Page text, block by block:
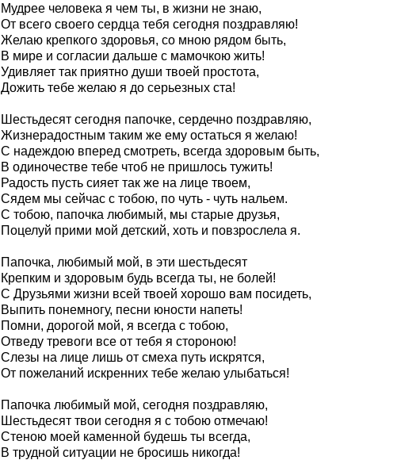
Мудрее человека я чем ты, в жизни не знаю,
От всего своего сердца тебя сегодня поздравляю!
Желаю крепкого здоровья, со мною рядом быть,
В мире и согласии дальше с мамочкою жить!
Удивляет так приятно души твоей простота,
Дожить тебе желаю я до серьезных ста!
Шестьдесят сегодня папочке, сердечно поздравляю,
Жизнерадостным таким же ему остаться я желаю!
С надеждою вперед смотреть, всегда здоровым быть,
В одиночестве тебе чтоб не пришлось тужить!
Радость пусть сияет так же на лице твоем,
Сядем мы сейчас с тобою, по чуть - чуть нальем.
С тобою, папочка любимый, мы старые друзья,
Поцелуй прими мой детский, хоть и повзрослела я.
Папочка, любимый мой, в эти шестьдесят
Крепким и здоровым будь всегда ты, не болей!
С Друзьями жизни всей твоей хорошо вам посидеть,
Выпить понемногу, песни юности напеть!
Помни, дорогой мой, я всегда с тобою,
Отведу тревоги все от тебя я стороною!
Слезы на лице лишь от смеха путь искрятся,
От пожеланий искренних тебе желаю улыбаться!
Папочка любимый мой, сегодня поздравляю,
Шестьдесят твои сегодня я с тобою отмечаю!
Стеною моей каменной будешь ты всегда,
В трудной ситуации не бросишь никогда!